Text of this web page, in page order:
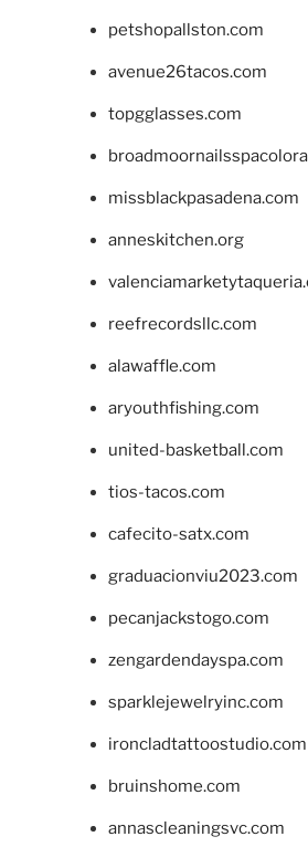
petshopallston.com
avenue26tacos.com
topgglasses.com
missblackpasadena.com
anneskitchen.org
reefrecordsllc.com
alawaffle.com
aryouthfishing.com
united-basketball.com
tios-tacos.com
cafecito-satx.com
graduacionviu2023.com
pecanjackstogo.com
zengardendayspa.com
sparklejewelryinc.com
ironcladtattoostudio.com
bruinshome.com
annascleaningsvc.com